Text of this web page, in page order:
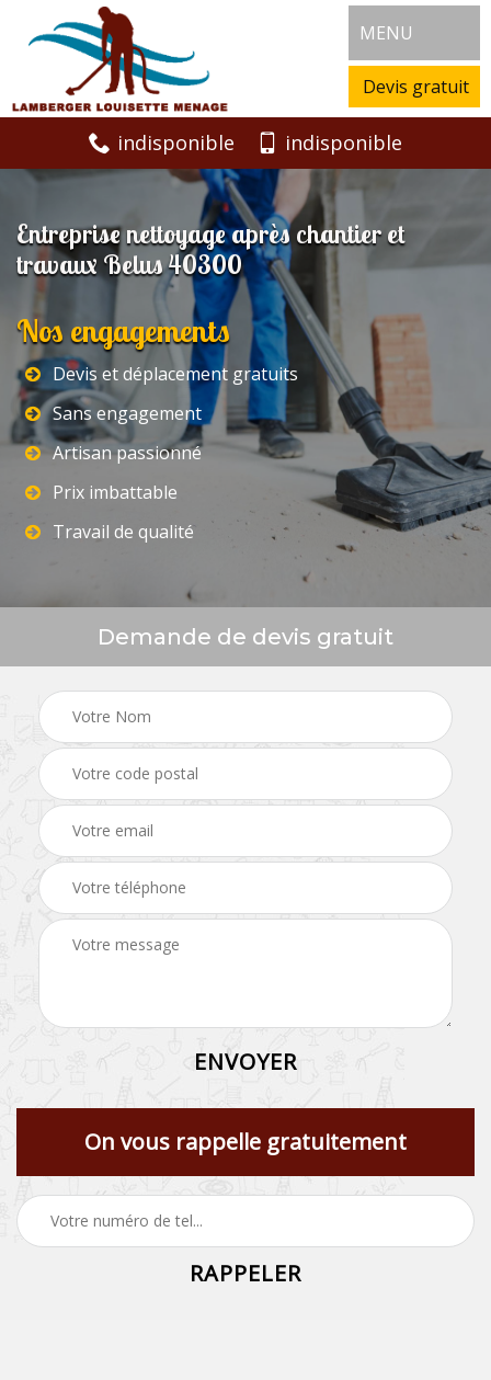
MENU
Devis gratuit
indisponible indisponible
Entreprise nettoyage après chantier et
travaux Belus 40300
Nos engagements
Devis et déplacement gratuits
Sans engagement
Artisan passionné
Prix imbattable
Travail de qualité
Demande de devis gratuit
On vous rappelle gratuitement